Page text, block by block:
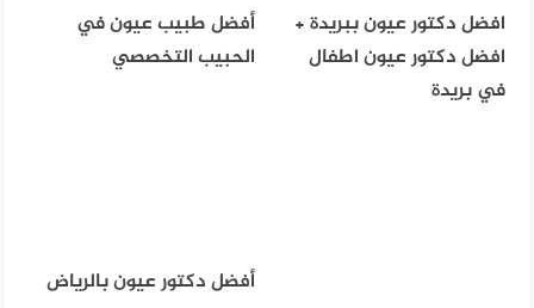
افضل دكتور عيون ببريدة +
افضل دكتور عيون اطفال
في بريدة
أفضل طبيب عيون في
الحبيب التخصصي
أفضل دكتور عيون بالرياض